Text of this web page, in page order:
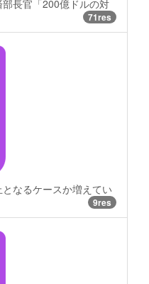
長官「200億ドルの対
71res
なるケースか増えてい
9res